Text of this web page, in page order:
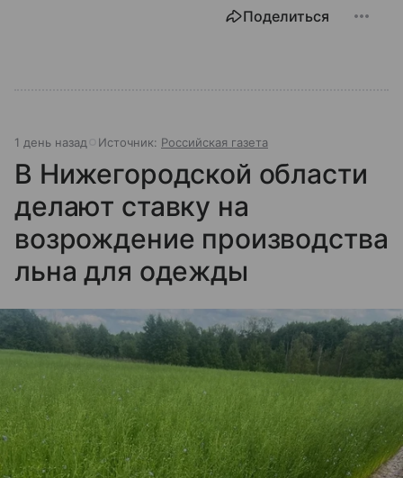
Поделиться
1 день назад Источник: Российская газета
В Нижегородской области
делают ставку на
возрождение производства
льна для одежды